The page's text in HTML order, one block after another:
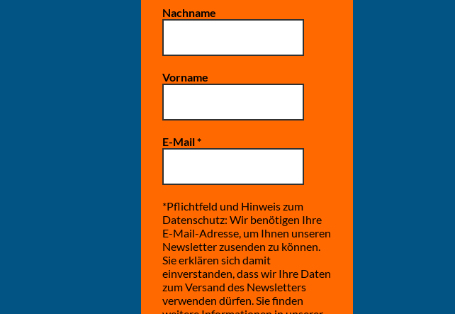
Nachname
Vorname
E-Mail*
*Pflichtfeld und Hinweis zum
Datenschutz: Wir benötigen Ihre
E-Mail-Adresse, um Ihnen unseren
Newsletter zusenden zu können.
Sie erklären sich damit
einverstanden, dass wir Ihre Daten
zum Versand des Newsletters
verwenden dürfen. Sie finden